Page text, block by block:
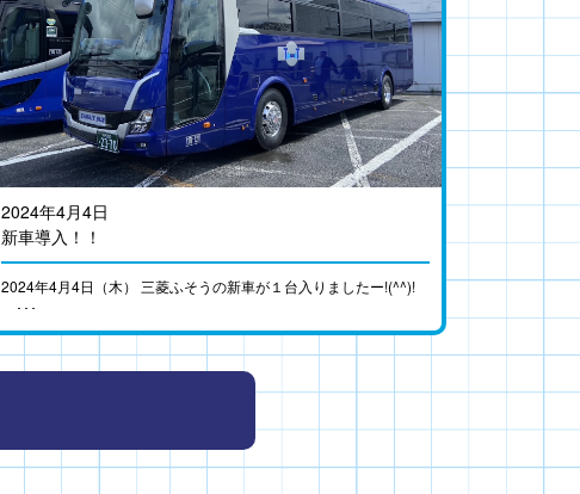
2024年4月4日
新車導入！！
2024年4月4日（木） 三菱ふそうの新車が１台入りましたー!(^^)!
･･･